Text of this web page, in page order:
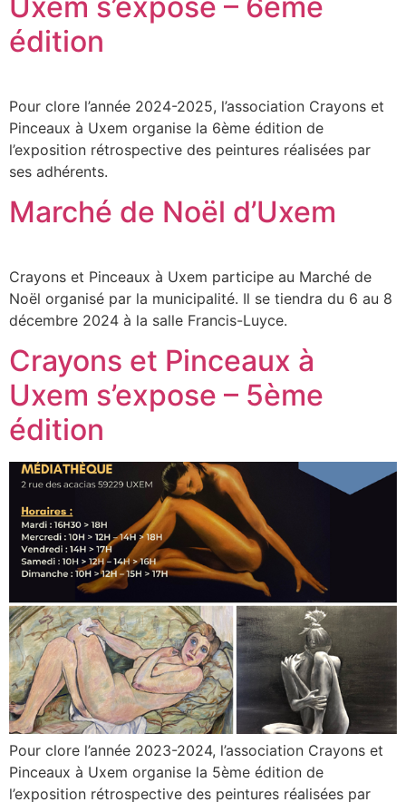
édition
Pour clore l’année 2024-2025, l’association Crayons et
Pinceaux à Uxem organise la 6ème édition de
l’exposition rétrospective des peintures réalisées par
ses adhérents.
Marché de Noël d’Uxem
Crayons et Pinceaux à Uxem participe au Marché de
Noël organisé par la municipalité. Il se tiendra du 6 au 8
décembre 2024 à la salle Francis-Luyce.
Crayons et Pinceaux à
Uxem s’expose – 5ème
édition
Pour clore l’année 2023-2024, l’association Crayons et
Pinceaux à Uxem organise la 5ème édition de
l’exposition rétrospective des peintures réalisées par